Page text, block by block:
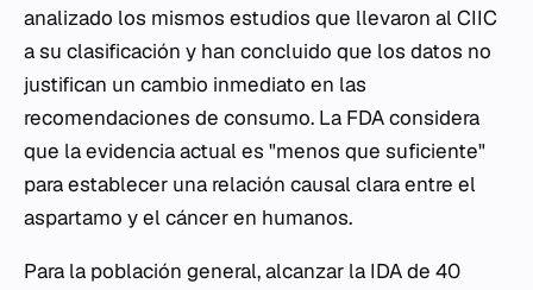
analizado los mismos estudios que llevaron al CIIC
a su clasificación y han concluido que los datos no
justifican un cambio inmediato en las
recomendaciones de consumo. La FDA considera
que la evidencia actual es "menos que suficiente"
para establecer una relación causal clara entre el
aspartamo y el cáncer en humanos.
Para la población general, alcanzar la IDA de 40